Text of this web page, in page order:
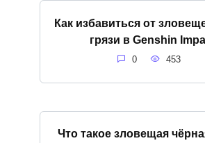
Как избавиться от
грязи в Genshin
0 453
Что такое зловещая